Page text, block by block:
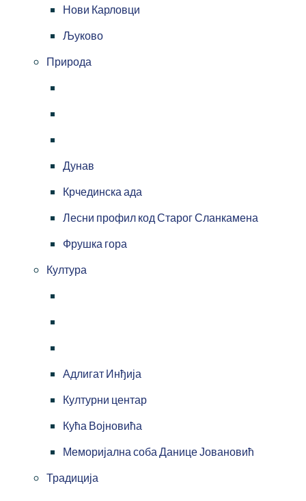
Нови Карловци
Љуково
Природа
Дунав
Крчединска ада
Лесни профил код Старог Сланкамена
Фрушка гора
Култура
Адлигат Инђија
Културни центар
Кућа Војновића
Меморијална соба Данице Јовановић
Традиција